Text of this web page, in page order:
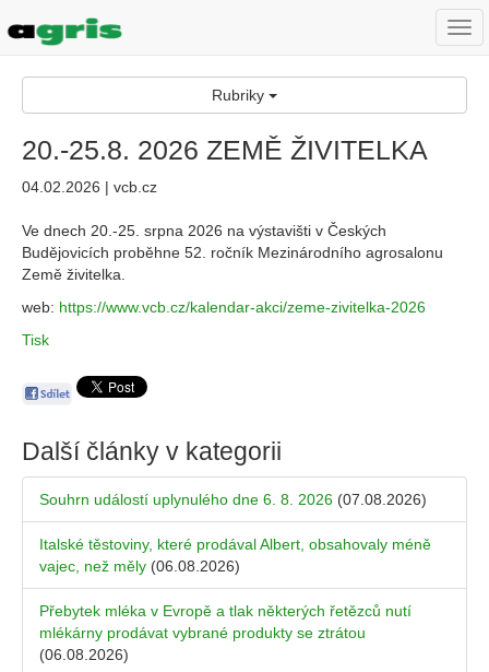
Rubriky
20.-25.8. 2026 ZEMĚ ŽIVITELKA
04.02.2026 | vcb.cz
Ve dnech 20.-25. srpna 2026 na výstavišti v Českých
Budějovicích proběhne 52. ročník Mezinárodního agrosalonu
Země živitelka.
web: https://www.vcb.cz/kalendar-akci/zeme-zivitelka-2026
Tisk
Další články v kategorii
Souhrn událostí uplynulého dne 6. 8. 2026 (07.08.2026)
Italské těstoviny, které prodával Albert, obsahovaly méně
vajec, než měly (06.08.2026)
Přebytek mléka v Evropě a tlak některých řetězců nutí
mlékárny prodávat vybrané produkty se ztrátou
(06.08.2026)